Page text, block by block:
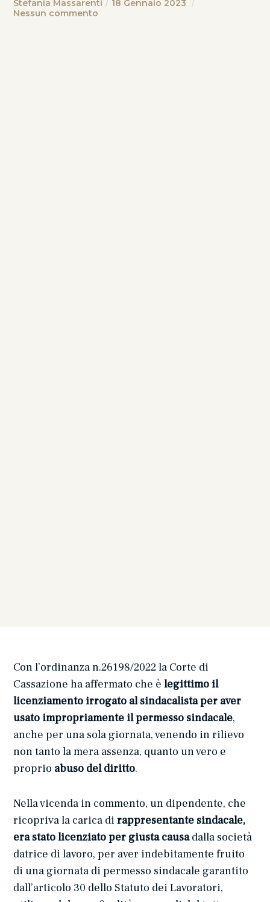
Stefania Massarenti
18 Gennaio 2023
Nessun commento
Con l’ordinanza n.26198/2022 la Corte di
Cassazione ha affermato che èlegittimo il
licenziamento irrogato al sindacalista per aver
usato impropriamente il permesso sindacale,
anche per una sola giornata, venendo in rilievo
non tanto la mera assenza, quanto un vero e
proprio abuso del diritto.
Nella vicenda in commento, un dipendente, che
ricopriva la carica dirappresentante sindacale,
era stato licenziato per giusta causadalla società
datrice di lavoro, per aver indebitamente fruito
di una giornata di permesso sindacale garantito
dall’articolo 30 dello Statuto dei Lavoratori,